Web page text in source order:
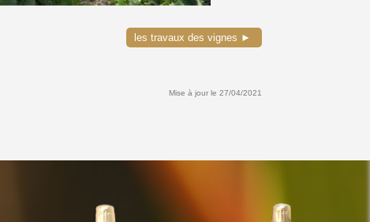
les travaux des vignes ►
Mise à jour le 27/04/2021